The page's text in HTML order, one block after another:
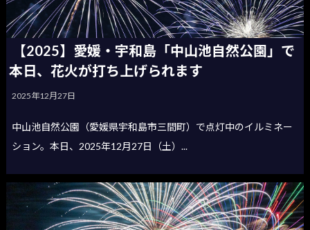
【2025】愛媛・宇和島「中山池自然公園」で
本日、花火が打ち上げられます
2025年12月27日
中山池自然公園（愛媛県宇和島市三間町）で点灯中のイルミネー
ション。本日、2025年12月27日（土）...